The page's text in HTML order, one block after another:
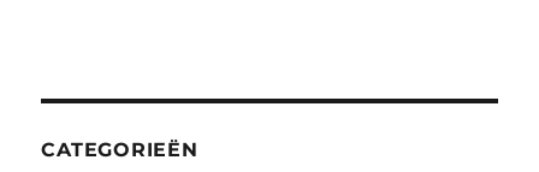
CATEGORIEËN